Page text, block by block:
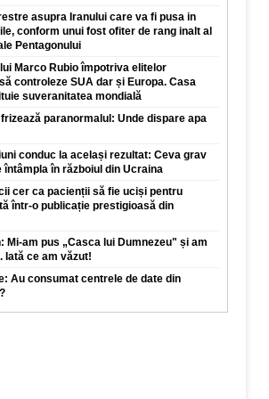
asupra Iranului care va fi pusa in
conform unui fost ofiter de rang inalt al
Pentagonului
Marco Rubio împotriva elitelor
controleze SUA dar și Europa. Casa
suveranitatea mondială
paranormalul: Unde dispare apa
conduc la același rezultat: Ceva grav
întâmpla în războiul din Ucraina
cer ca pacienții să fie uciși pentru
într-o publicație prestigioasă din
Mi-am pus „Casca lui Dumnezeu" și am
Iată ce am văzut!
Au consumat centrele de date din